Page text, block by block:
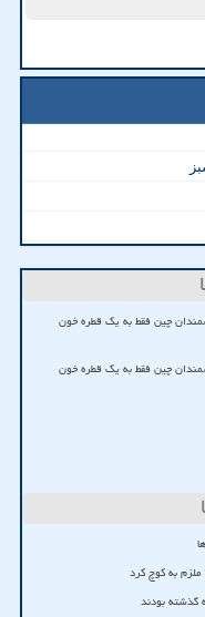
حمل دانشمندان چین فقط به یک قطره خون
حمل دانشمندان چین فقط به یک قطره خون
به کوچ کرد
گذشته بودند